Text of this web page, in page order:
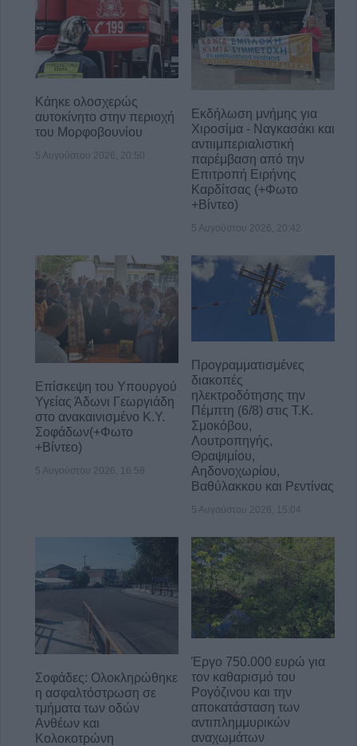
Κάηκε ολοσχερώς
αυτοκίνητο στην περιοχή
του Μορφοβουνίου
5 Αυγούστου 2026, 20:50
Εκδήλωση μνήμης για
Χιροσίμα - Ναγκασάκι και
αντιιμπεριαλιστική
παρέμβαση από την
Επιτροπή Ειρήνης
Καρδίτσας (+Φωτο
+Βίντεο)
5 Αυγούστου 2026, 20:42
Επίσκεψη του Υπουργού
Υγείας Άδωνι Γεωργιάδη
στο ανακαινισμένο Κ.Y.
Σοφάδων(+Φωτο
+Βίντεο)
5 Αυγούστου 2026, 16:58
Προγραμματισμένες
διακοπές
ηλεκτροδότησης την
Πέμπτη (6/8) στις Τ.Κ.
Σμοκόβου,
Λουτροπηγής,
Θραψιμίου,
Αηδονοχωρίου,
Βαθύλακκου και Ρεντίνας
5 Αυγούστου 2026, 15:04
Σοφάδες: Ολοκληρώθηκε
η ασφαλτόστρωση σε
τμήματα των οδών
Ανθέων και
Κολοκοτρώνη
Έργο 750.000 ευρώ για
τον καθαρισμό του
Ρογόζινου και την
αποκατάσταση των
αντιπλημμυρικών
αναχωμάτων